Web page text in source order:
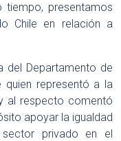
tiempo, presentamos
Chile en relación a
del Departamento de
quien representó a la
al respecto comentó
apoyar la igualdad
privado en el